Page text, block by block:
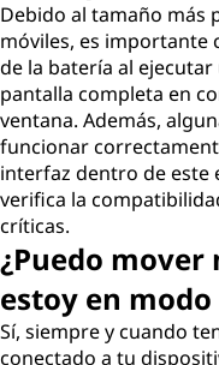
Debido al tamaño más
móviles, es importante
de la batería al
pantalla completa en
ventana. Además,
funcionar
interfaz dentro de este
verifica la
críticas.
¿Puedo
estoy en
Sí, siempre y cuando
conectado a tu